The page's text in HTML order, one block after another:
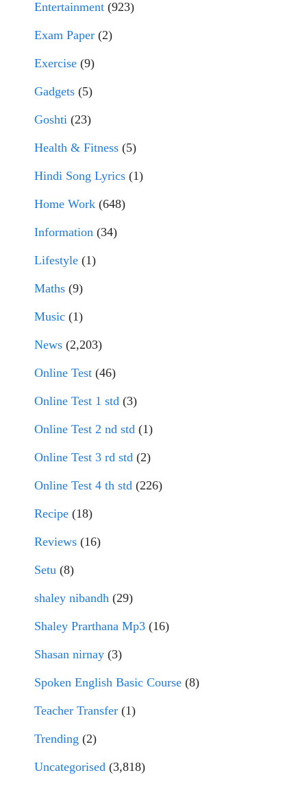
Entertainment (923)
Exam Paper (2)
Exercise (9)
Gadgets (5)
Goshti (23)
Health & Fitness (5)
Hindi Song Lyrics (1)
Home Work (648)
Information (34)
Lifestyle (1)
Maths (9)
Music (1)
News (2,203)
Online Test (46)
Online Test 1 std (3)
Online Test 2 nd std (1)
Online Test 3 rd std (2)
Online Test 4 th std (226)
Recipe (18)
Reviews (16)
Setu (8)
shaley nibandh (29)
Shaley Prarthana Mp3 (16)
Shasan nirnay (3)
Spoken English Basic Course (8)
Teacher Transfer (1)
Trending (2)
Uncategorised (3,818)